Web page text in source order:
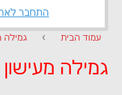
התחבר
עמוד הבית › גמילה
גמילה מעישון